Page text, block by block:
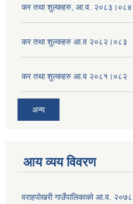
कर तथा शुल्कहरु, आ.व. २०८३।०८४
कर तथा शुल्कहरु आ.व २०८२।०८३
कर तथा शुल्कहरु आ.व २०८१।०८२
अन्य
आय व्यय विवरण
वराहपोखरी गाउँपालिकाको आ.व.